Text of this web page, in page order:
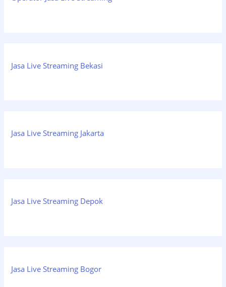
Jasa Live Streaming Bekasi
Jasa Live Streaming Jakarta
Jasa Live Streaming Depok
Jasa Live Streaming Bogor